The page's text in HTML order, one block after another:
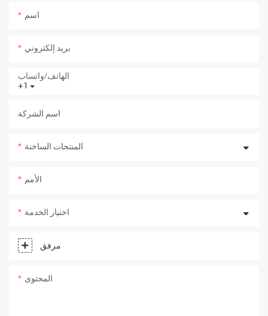
اسم
بريد إلكتروني
+1
الهاتف/واتساب
اسم الشركة
المنتجات الساخنة
الأمم
اختيار الخدمة
مرفق
المحتوى